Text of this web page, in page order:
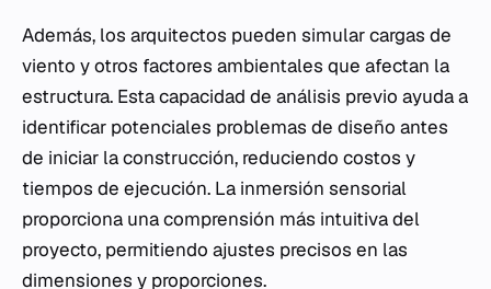
Además, los arquitectos pueden simular cargas de
viento y otros factores ambientales que afectan la
estructura. Esta capacidad de análisis previo ayuda a
identificar potenciales problemas de diseño antes
de iniciar la construcción, reduciendo costos y
tiempos de ejecución. La inmersión sensorial
proporciona una comprensión más intuitiva del
proyecto, permitiendo ajustes precisos en las
dimensiones y proporciones.